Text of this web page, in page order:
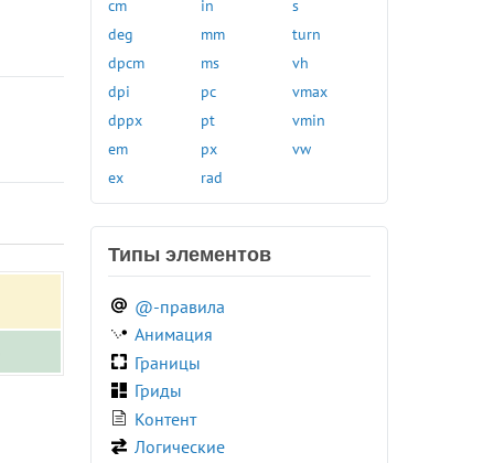
transition-duration
transition-property
transition-timing-function
unicode-bidi
white-space
widows
width
word-break
word-spacing
word-wrap
writing-mode
z-index
zoom
inset()
invert()
light-dark()
linear-gradient()
min()
mod()
opacity()
pow()
radial-gradient()
rect()
skewX()
skewY()
translate()
cm
deg
dpcm
dpi
dppx
em
ex
in
mm
ms
pc
pt
px
rad
s
turn
vh
vmax
vmin
vw
Типы элементов
@-правила
Анимация
Границы
Гриды
Контент
Логические